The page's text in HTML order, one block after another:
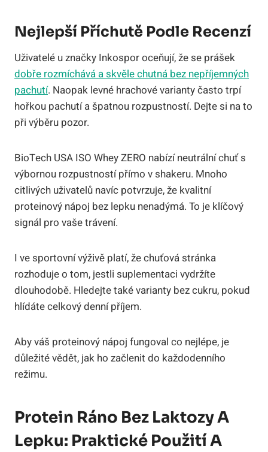
Nejlepší Příchutě Podle Recenzí
Uživatelé u značky Inkospor oceňují, že se prášek
dobře rozmíchává a skvěle chutná bez nepříjemných
pachutí. Naopak levné hrachové varianty často trpí
hořkou pachutí a špatnou rozpustností. Dejte si na to
při výběru pozor.
BioTech USA ISO Whey ZERO nabízí neutrální chuť s
výbornou rozpustností přímo v shakeru. Mnoho
citlivých uživatelů navíc potvrzuje, že kvalitní
proteinový nápoj bez lepku nenadýmá. To je klíčový
signál pro vaše trávení.
I ve sportovní výživě platí, že chuťová stránka
rozhoduje o tom, jestli suplementaci vydržíte
dlouhodobě. Hledejte také varianty bez cukru, pokud
hlídáte celkový denní příjem.
Aby váš proteinový nápoj fungoval co nejlépe, je
důležité vědět, jak ho začlenit do každodenního
režimu.
Protein Ráno Bez Laktozy A
Lepku: Praktické Použití A